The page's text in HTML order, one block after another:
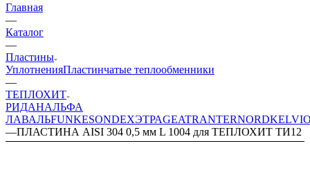
Главная
—
Каталог
—
Пластины
УплотненияПластинчатые теплообменники
—
ТЕПЛОХИТ
РИДАНАЛЬФА
ЛАВАЛЬFUNKESONDEXЭТРАGEATRANTERNORD
—ПЛАСТИНА AISI 304 0,5 мм L 1004 для ТЕПЛОХИТ ТИ12